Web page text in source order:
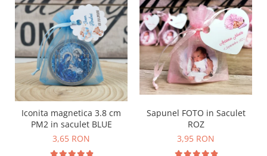
Iconita magnetica 3.8 cm
PM2 in saculet BLUE
3,65 RON
Sapunel FOTO in Saculet
ROZ
3,95 RON